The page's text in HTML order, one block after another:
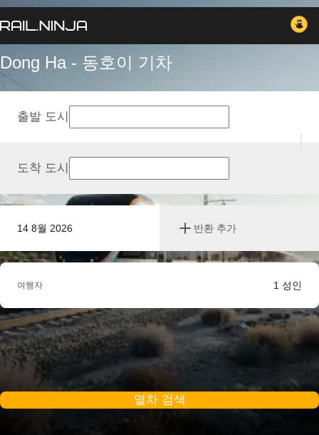
Dong Ha - 동호이 기차
14 8월 2026 반환 추가
출발 도시
도착 도시
여행자 1 성인
열차 검색